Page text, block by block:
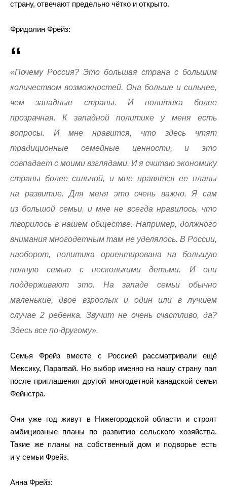
страну, отвечают предельно чётко и открыто.
Фридолин Фрейз:
«Почему Россия? Это большая страна с большим
количеством возможностей. Она больше и сильнее,
чем западные страны. И политика более
прозрачная. К западной политике у меня есть
вопросы. И мне нравится, что здесь чтят
традиционные семейные ценности, и это
совпадает с моими взглядами. И я считаю экономику
страны более сильной, и мне нравятся ее планы
на развитие. Для меня это очень важно. Я сам
из большой семьи, и мне не всегда нравилось, что
творилось в нашем обществе. Например, должного
внимания многодетным там не уделялось. В России,
наоборот, политика ориентирована на большую
полную семью с несколькими детьми. И они
поддерживают это. На западе семьи обычно
маленькие, двое взрослых и один или в лучшем
случае 2 ребенка. Звучит не очень счастливо, да?
Здесь все по-другому».
Семья Фрейз вместе с Россией рассматривали ещё
Мексику, Парагвай. Но выбор именно на нашу страну пал
после приглашения другой многодетной канадской семьи
Фейнстра.
Они уже год живут в Нижегородской области и строят
амбициозные планы по развитию сельского хозяйства.
Такие же планы на собственный дом и подворье есть
и у семьи Фрейз.
Анна Фрейз: